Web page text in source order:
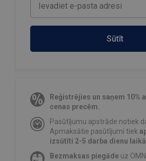
Sūtīt
Reģistrējies un saņem 10%
cenas precēm.
Pasūtījumu apstrāde notiek
Apmaksātie pasūtījumi tiek
izsūtīti 2-5 darba dienu
Bezmaksas piegāde uz